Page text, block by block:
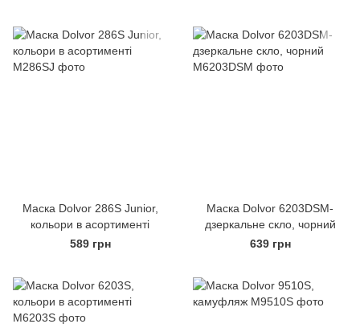
Маска Dolvor 286S Junior,
кольори в асортименті
589 грн
Маска Dolvor 6203DSM-
дзеркальне скло, чорний
639 грн